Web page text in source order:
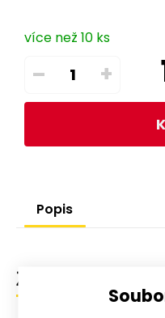
více než 10 ks
– +
Popis
Zařazení zboží